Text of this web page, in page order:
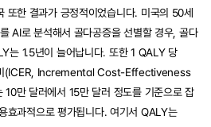
또한 결과가 긍정적이었습니다. 미국의 50세
AI로 분석해서 골다공증을 선별할 경우, 골다
는 1.5년이 늘어납니다. 또한 1 QALY 당
(ICER, Incremental Cost-Effectiveness
만 달러에서 15만 달러 정도를 기준으로 잡
효과적으로 평가됩니다. 여기서 QALY는